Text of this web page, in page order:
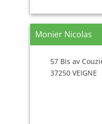
Monier Nicolas
57 Bis av
37250 VEIGNE